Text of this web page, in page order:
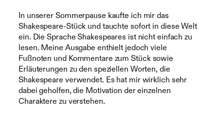
In unserer Sommerpause kaufte ich mir das
Shakespeare-Stück und tauchte sofort in diese Welt
ein. Die Sprache Shakespeares ist nicht einfach zu
lesen. Meine Ausgabe enthielt jedoch viele
Fußnoten und Kommentare zum Stück sowie
Erläuterungen zu den speziellen Worten, die
Shakespeare verwendet. Es hat mir wirklich sehr
dabei geholfen, die Motivation der einzelnen
Charaktere zu verstehen.